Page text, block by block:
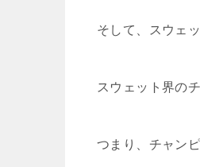
そして、スウェ
スウェット界の
つまり、チャン